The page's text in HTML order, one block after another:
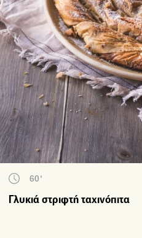
60'
Γλυκιά στριφτή ταχινόπιτα